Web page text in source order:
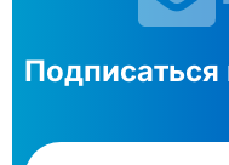
Подписаться